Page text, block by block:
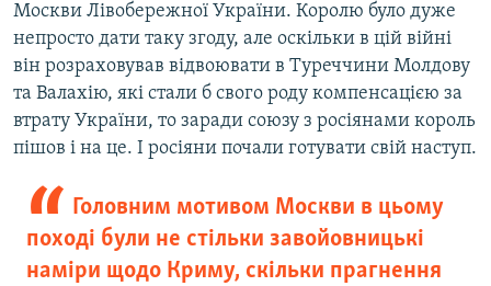
Москви Лівобережної України. Королю було дуже
непросто дати таку згоду, але оскільки в цій війні
він розраховував відвоювати в Туреччини Молдову
та Валахію, які стали б свого роду компенсацією за
втрату України, то заради союзу з росіянами король
пішов і на це. І росіяни почали готувати свій наступ.
Головним мотивом Москви в цьому
поході були не стільки завойовницькі
наміри щодо Криму, скільки прагнення